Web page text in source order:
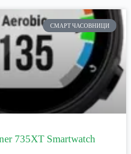
СМАРТ ЧАСОВНИЦИ
735XT Smartwatch